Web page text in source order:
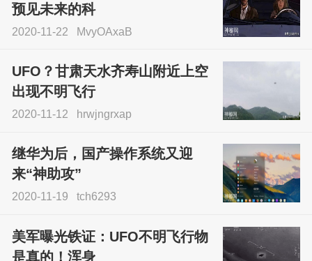
预见未来的科
2020-11-22 MvyOAxaB
UFO？甘肃天水齐寿山附近上空
出现不明飞行
2020-11-12 hrwjngrxap
继华为后，国产操作系统又迎
来“神助攻”
2020-11-19 tch6293
美军曝光铁证：UFO不明飞行物
是真的！浑身